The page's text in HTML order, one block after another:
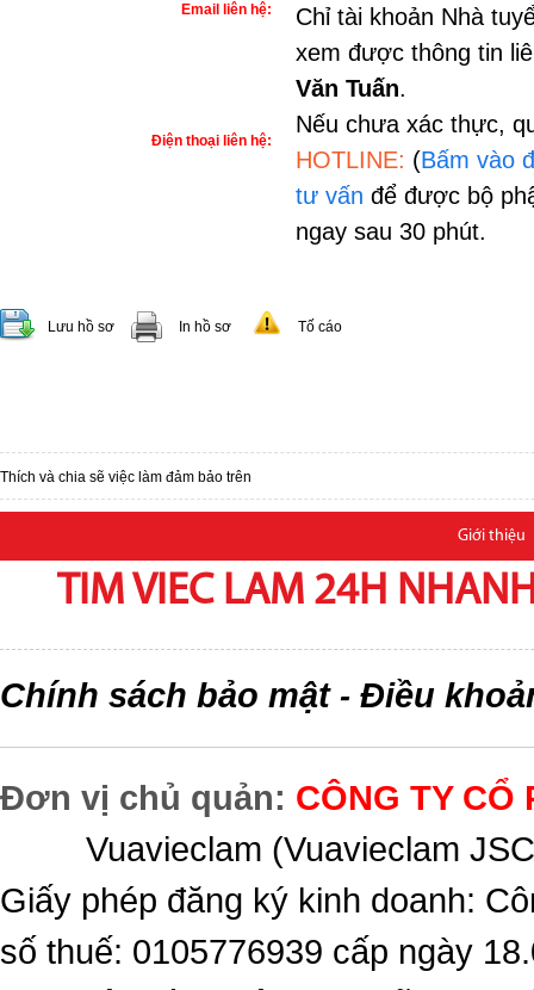
Email liên hệ:
Chỉ tài khoản Nhà
xem được thông tin
Văn Tuấn.
Nếu chưa xác thực,
HOTLINE: (Bấm vào
tư vấn để được bộ
ngay sau 30 phút.
Điện thoại liên hệ:
Lưu hồ sơ In hồ sơ Tố cáo
Thích và chia sẽ việc làm đảm bảo trên
Giới thiệu
TIM VIEC LAM 24H
Chính sách bảo mật- Điều
Đơn vị chủ quản: CÔNG TY CỔ
Vuavieclam (Vuavieclam
Giấy phép đăng ký kinh doanh:
số thuế: 0105776939 cấp ngày